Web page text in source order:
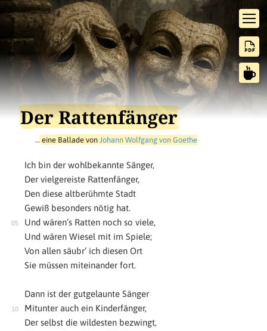
Der Rattenfänger
… eine Ballade von Johann Wolfgang von Goethe
Ich bin der wohlbekannte Sänger,
Der vielgereiste Rattenfänger,
Den diese altberühmte Stadt
Gewiß besonders nötig hat.
Und wären’s Ratten noch so viele,
Und wären Wiesel mit im Spiele;
Von allen säubr‘ ich diesen Ort
Sie müssen miteinander fort.
Dann ist der gutgelaunte Sänger
Mitunter auch ein Kinderfänger,
Der selbst die wildesten bezwingt,